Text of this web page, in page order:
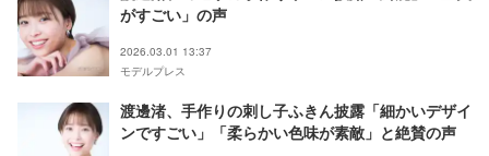
がすごい」の声
2026.03.01 13:37
モデルプレス
渡邊渚、手作りの刺し子ふきん披露「細かいデザイ
ンですごい」「柔らかい色味が素敵」と絶賛の声